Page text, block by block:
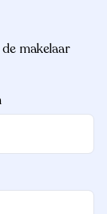
makelaar